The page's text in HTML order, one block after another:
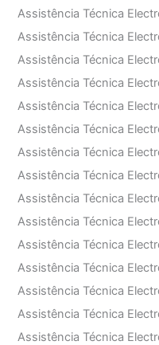
Assistência Técnica
Assistência Técnica
Assistência Técnica
Assistência Técnica
Assistência Técnica
Assistência Técnica
Assistência Técnica
Assistência Técnica
Assistência Técnica
Assistência Técnica
Assistência Técnica
Assistência Técnica
Assistência Técnica
Assistência Técnica
Assistência Técnica